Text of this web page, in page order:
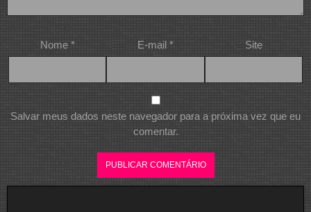
Nome * E-mail * Site
Salvar meus dados neste navegador para a próxima vez que eu
comentar.